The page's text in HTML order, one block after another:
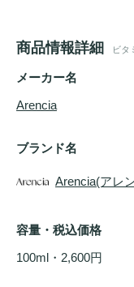
商品情報詳細 ビタ
メーカー名
Arencia
ブランド名
Arencia(アレ
容量・税込価格
100ml・2,600円